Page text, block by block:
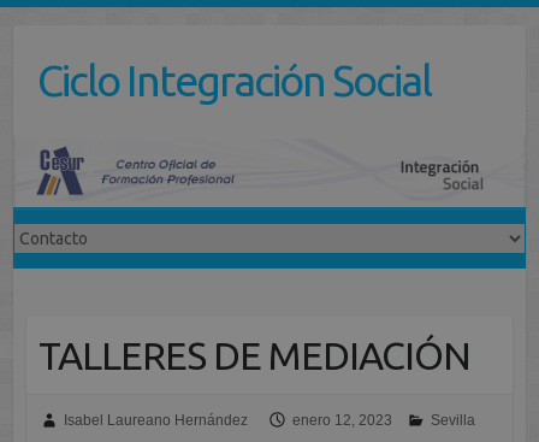
contenidoCiclo Integración Social
TALLERES DE MEDIACIÓN
Isabel Laureano Hernández enero 12, 2023
Sevilla